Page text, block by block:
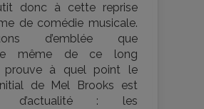
donc à cette reprise
de comédie musicale.
d’emblée que
même de ce long
prouve à quel point le
de Mel Brooks est
d’actualité : les